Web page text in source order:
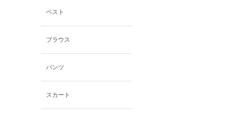
パーソンズジーンズ
ファインデーション
ローズペッシュ / パル
モンド
ベスト
ブラウス
パンツ
スカート